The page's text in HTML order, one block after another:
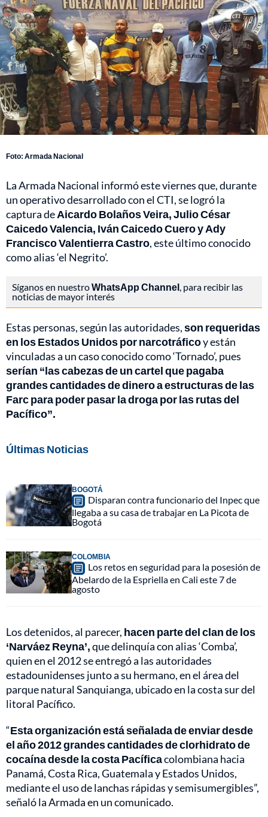
Foto: Armada Nacional
La Armada Nacional informó este viernes que, durante
un operativo desarrollado con el CTI, se logró la
captura deAicardo Bolaños Veira, Julio César
Caicedo Valencia, Iván Caicedo Cuero y Ady
Francisco Valentierra Castro, este último conocido
como alias ‘el Negrito’.
Síganos en nuestroWhatsApp Channel, para recibir las
noticias de mayor interés
Estas personas, según las autoridades,son requeridas
en los Estados Unidos por narcotráficoy están
vinculadas a un caso conocido como ‘Tornado’, pues
serían “las cabezas de un cartel que pagaba
grandes cantidades de dinero a estructuras de las
Farc para poder pasar la droga por las rutas del
Pacífico”.
Últimas Noticias
BOGOTÁ
Disparan contra funcionario del Inpec que
llegaba a su casa de trabajar en La Picota de
Bogotá
COLOMBIA
Los retos en seguridad para la posesión de
Abelardo de la Espriella en Cali este 7 de
agosto
Los detenidos, al parecer, hacen parte del clan de los
‘Narváez Reyna’,que delinquía con alias ‘Comba’,
quien en el 2012 se entregó a las autoridades
estadounidenses junto a su hermano, en el área del
parque natural Sanquianga, ubicado en la costa sur del
litoral Pacífico.
“Esta organización está señalada de enviar desde
el año 2012 grandes cantidades de clorhidrato de
cocaína desde la costa Pacíficacolombiana hacia
Panamá, Costa Rica, Guatemala y Estados Unidos,
mediante el uso de lanchas rápidas y semisumergibles”,
señaló la Armada en un comunicado.